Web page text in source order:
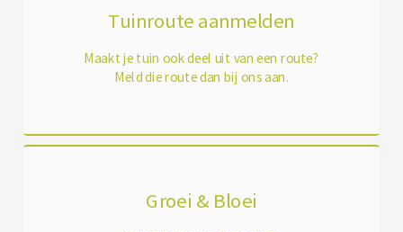
Tuinroute aanmelden
Maakt je tuin ook deel uit van een route?
Meld die route dan bij ons aan.
Groei & Bloei